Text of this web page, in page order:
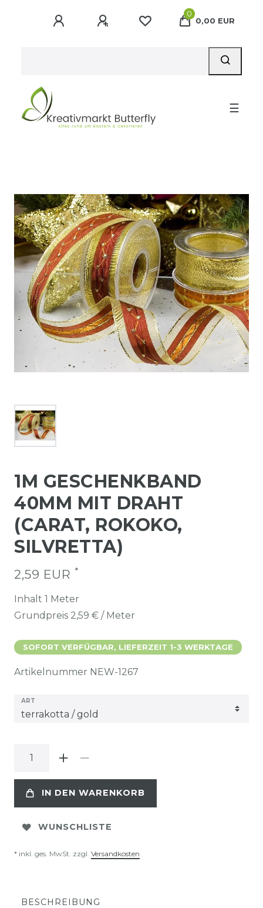
0
0,00 EUR
☰
1M GESCHENKBAND
40MM MIT DRAHT
(CARAT, ROKOKO,
SILVRETTA)
2,59 EUR *
Inhalt 1 Meter
Grundpreis 2,59 € / Meter
SOFORT VERFÜGBAR, LIEFERZEIT 1-3 WERKTAGE
Artikelnummer NEW-1267
ART
IN DEN WARENKORB
WUNSCHLISTE
* inkl. ges. MwSt. zzgl. Versandkosten
BESCHREIBUNG